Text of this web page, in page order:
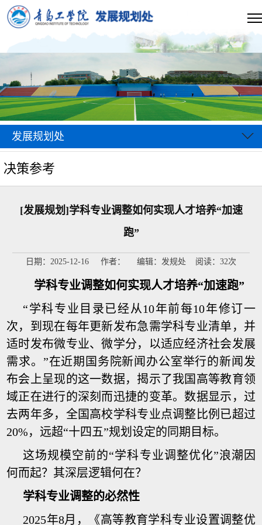
发展规划处
决策参考
[发展规划]学科专业调整如何实现人才培养“加速
跑”
日期：2025-12-16 作者： 编辑：发规处 阅读： 32次
学科专业调整如何实现人才培养“加速跑”
“学科专业目录已经从10年前每10年修订一
次，到现在每年更新发布急需学科专业清单，并
适时发布微专业、微学分，以适应经济社会发展
需求。”在近期国务院新闻办公室举行的新闻发
布会上呈现的这一数据，揭示了我国高等教育领
域正在进行的深刻而迅捷的变革。数据显示，过
去两年多，全国高校学科专业点调整比例已超过
20%，远超“十四五”规划设定的同期目标。
这场规模空前的“学科专业调整优化”浪潮因
何而起？其深层逻辑何在？
学科专业调整的必然性
2025年8月，《高等教育学科专业设置调整优